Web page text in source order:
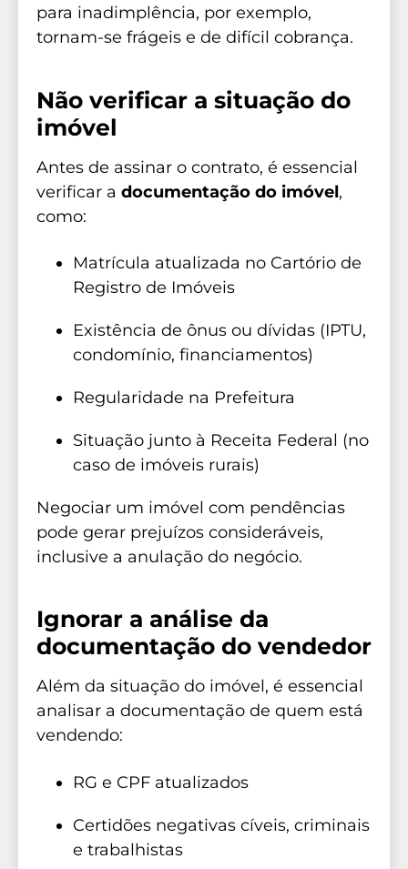
para inadimplência, por exemplo,
tornam-se frágeis e de difícil cobrança.
Não verificar a situação do
imóvel
Antes de assinar o contrato, é essencial
verificar a documentação do imóvel,
como:
Matrícula atualizada no Cartório de
Registro de Imóveis
Existência de ônus ou dívidas (IPTU,
condomínio, financiamentos)
Regularidade na Prefeitura
Situação junto à Receita Federal (no
caso de imóveis rurais)
Negociar um imóvel com pendências
pode gerar prejuízos consideráveis,
inclusive a anulação do negócio.
Ignorar a análise da
documentação do vendedor
Além da situação do imóvel, é essencial
analisar a documentação de quem está
vendendo:
RG e CPF atualizados
Certidões negativas cíveis, criminais
e trabalhistas